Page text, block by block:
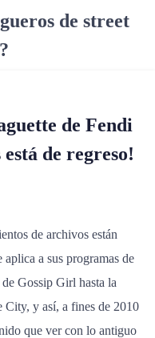
de street
de Fendi
de regreso!
de archivos están
a sus programas de
Gossip Girl hasta la
City, y así, a fines de 2010
que ver con lo antiguo